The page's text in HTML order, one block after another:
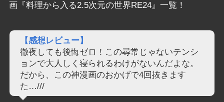
画『料理から入る2.5次元の世界RE24』一覧！
【感想レビュー】
徹夜しても後悔ゼロ！この尋常じゃないテンシ
ョンで大人しく寝られるわけがないんだよな。
だから、この神漫画のおかげで4回抜きます
た…///